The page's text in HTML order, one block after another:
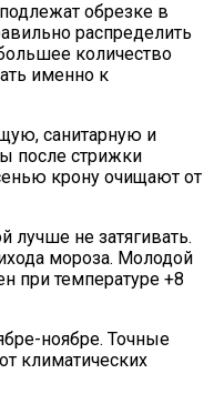
обрезке в
распределить
количество
именно к
санитарную и
после стрижки
крону очищают от
лучше не затягивать.
мороза. Молодой
при температуре +8
ноябре. Точные
климатических